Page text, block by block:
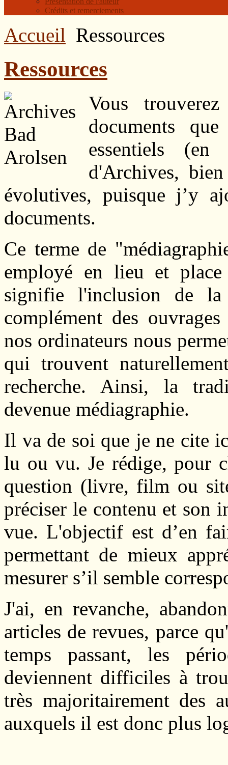
Crédits et remerciements
Accueil Ressources
Ressources
Vous
documents
essentiels (en
d'Archives,
évolutives, puisque j’y
documents.
Ce terme de
employé en lieu et
signifie l'inclusion de
complément des
nos ordinateurs nous
qui trouvent
recherche. Ainsi, la
devenue médiagraphie.
Il va de soi que je ne cite
lu ou vu. Je rédige, pour
question (livre, film ou
préciser le contenu et son
vue. L'objectif est d’en
permettant de mieux
mesurer s’il semble
J'ai, en revanche,
articles de revues, parce
temps passant, les
deviennent difficiles à
très majoritairement des
auxquels il est donc plus